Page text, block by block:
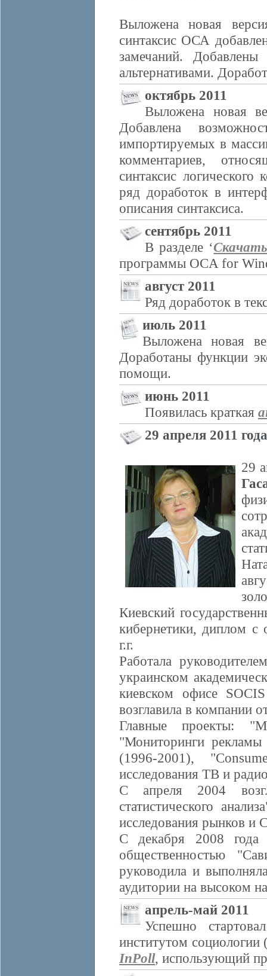
Выложена новая
синтаксис ОСА
замечаний.
альтернативами.
октябрь 2011
Выложена новая
Добавлена
импортируемых в
комментариев,
синтаксис
ряд доработок в
описания синтаксиса.
сентябрь 2011
В разделе ‘
программы OCA for
август 2011
Ряд доработок в
июль 2011
Выложена новая
Доработаны функции
помощи.
июнь 2011
Появилась краткая
29 апреля 2011 года
29
Киевский
кибернетики, диплом с
г.г.
Работала
украинском
киевском офисе
возглавила в компании
Главные проекты:
"Мониторинги
(1996-2001),
исследования ТВ и
С апреля 2004
статистического
исследования рынков
С декабря 2008 года
общественностью
руководила и
аудитории на высоком
апрель-май 2011
Успешно
институтом социологии
InPoll, использующий